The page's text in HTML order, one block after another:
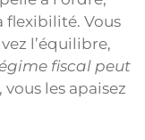
Vous
l’équilibre,
fiscal peut
, vous les apaisez